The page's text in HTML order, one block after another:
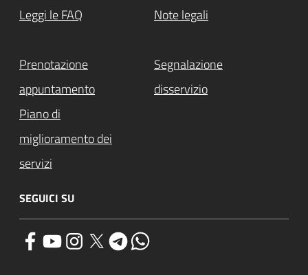
Leggi le FAQ Note legali
Prenotazione
appuntamento
Segnalazione
disservizio
Piano di
miglioramento dei
servizi
SEGUICI SU